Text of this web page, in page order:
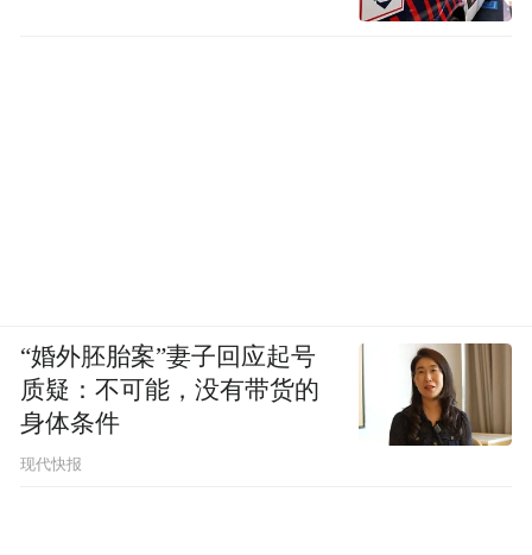
“婚外胚胎案”妻子回应起号
质疑：不可能，没有带货的
身体条件
现代快报